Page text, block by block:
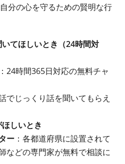
分の心を守るための賢明な行
てほしいとき（24時間対
：24時間365日対応の無料チャ
でじっくり話を聞いてもらえ
しいとき
ー ：各都道府県に設置されて
などの専門家が無料で相談に